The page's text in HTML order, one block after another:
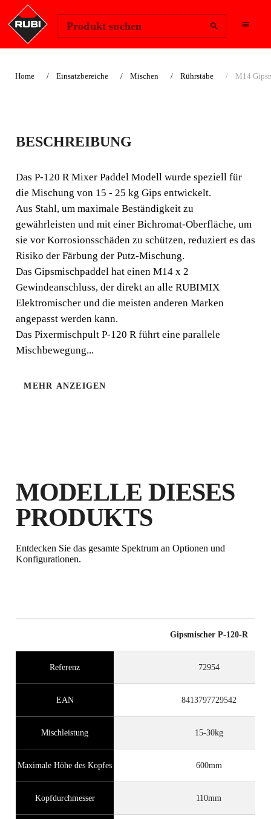
Produkt suchen
Home Einsatzbereiche Mischen Rührstäbe M14
M14
GIPSMISCHAUFSAT
Z
Das P-120 R Mixer Paddel Modell wurde speziell für die
Mischung von 15 - 25 kg Gips entwickelt. Aus Stahl, um
maximale Beständigkeit zu gewährleisten und mit einer
Bichromat-Oberfläche, um sie vor Korrosionsschäden zu
schützen, reduziert es das Risiko der Färbung der Putz-
Mischung.
KEINE
DURCH DIE REGISTRIERUNG
DIESES PRODUKTS IM RUBI CLUB
VERDIENEN SIE
BIS ZU 5
RUBI PUNKTE
PRODUKTE
BESCHREIBUNG
Das P-120 R Mixer Paddel Modell wurde speziell für
die Mischung von 15 - 25 kg Gips entwickelt.
Aus Stahl, um maximale Beständigkeit zu
gewährleisten und mit einer Bichromat-Oberfläche, um
sie vor Korrosionsschäden zu schützen, reduziert es das
Risiko der Färbung der Putz-Mischung.
Das Gipsmischpaddel hat einen M14 x 2
Gewindeanschluss, der direkt an alle RUBIMIX
Elektromischer und die meisten anderen Marken
angepasst werden kann.
Das Pixermischpult P-120 R führt eine parallele
Mischbewegung...
MEHR ANZEIGEN
MODELLE DIESES
PRODUKTS
Entdecken Sie das gesamte Spektrum an Optionen und
Konfigurationen.
Gipsmischer P-120-R
Referenz 72954
EAN 8413797729542
Mischleistung 15-30kg
Maximale Höhe des Kopfes 600mm
Kopfdurchmesser 110mm